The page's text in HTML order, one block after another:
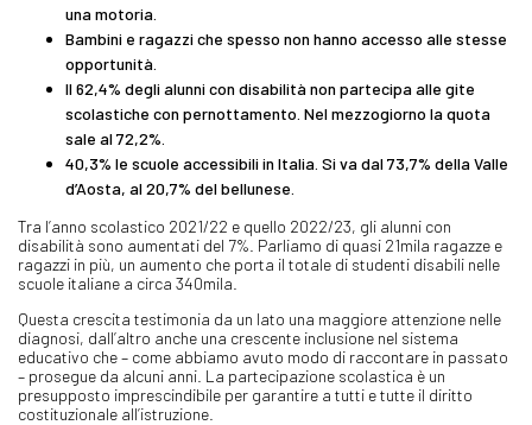
una motoria.
Bambini e ragazzi che spesso non hanno accesso alle stesse
opportunità.
Il 62,4% degli alunni con disabilità non partecipa alle gite
scolastiche con pernottamento. Nel mezzogiorno la quota
sale al 72,2%.
40,3% le scuole accessibili in Italia. Si va dal 73,7% della Valle
d’Aosta, al 20,7% del bellunese.
Tra l’anno scolastico 2021/22 e quello 2022/23, gli alunni con
disabilità sono aumentati del 7%. Parliamo di quasi 21mila ragazze e
ragazzi in più, un aumento che porta il totale di studenti disabili nelle
scuole italiane a circa 340mila.
Questa crescita testimonia da un lato una maggiore attenzione nelle
diagnosi, dall’altro anche una crescente inclusione nel sistema
educativo che – come abbiamo avuto modo di raccontare in passato
– prosegue da alcuni anni. La partecipazione scolastica è un
presupposto imprescindibile per garantire a tutti e tutte il diritto
costituzionale all’istruzione.